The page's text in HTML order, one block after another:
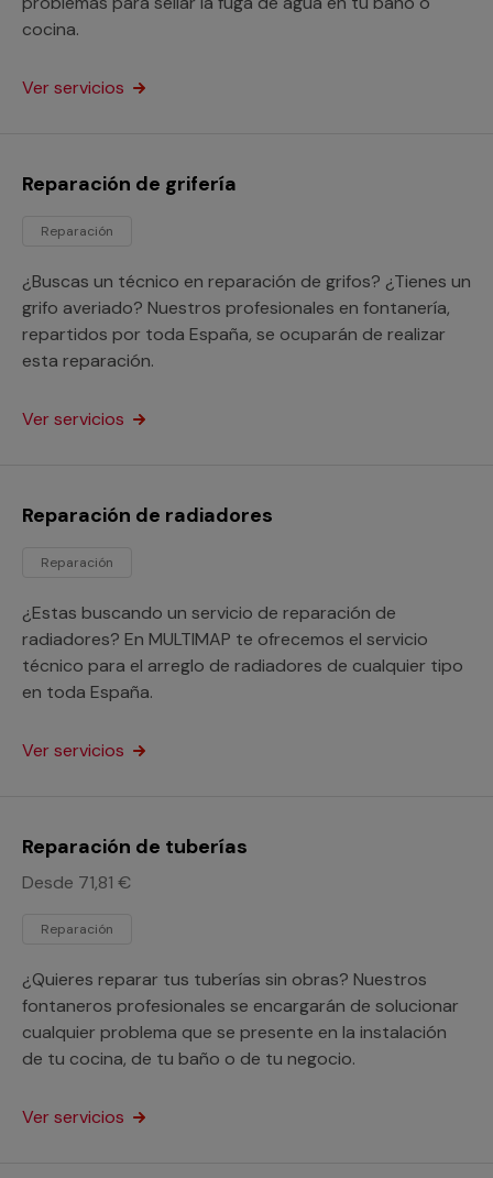
cocina.
Ver servicios
Reparación de grifería
Reparación
¿Buscas un técnico en reparación de grifos? ¿Tienes un
grifo averiado? Nuestros profesionales en fontanería,
repartidos por toda España, se ocuparán de realizar
esta reparación.
Ver servicios
Reparación de radiadores
Reparación
¿Estas buscando un servicio de reparación de
radiadores? En MULTIMAP te ofrecemos el servicio
técnico para el arreglo de radiadores de cualquier tipo
en toda España.
Ver servicios
Reparación de tuberías
Desde 71,81 €
Reparación
¿Quieres reparar tus tuberías sin obras? Nuestros
fontaneros profesionales se encargarán de solucionar
cualquier problema que se presente en la instalación
de tu cocina, de tu baño o de tu negocio.
Ver servicios